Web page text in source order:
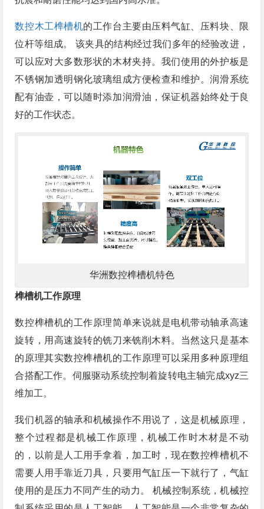
数控木工榫槽机的工作台主要由压料气缸、压料块、限
位杆等组成。 该夹具的结构经过我们多年的经验改进，
可以应对大多数形状的木材夹持。我们使用的外护板是
不锈钢加透明钢化玻璃组成方便检查和维护。润滑系统
配有油壶，可以随时添加润滑油，保证机器始终处于良
好的工作状态。
华洲数控榫槽机特色
榫槽机工作原理
数控榫槽机的工作原理简单来说就是电机带动轴承高速
旋转，用高速旋转的铣刀来铣削木料。当然这只是基本
的原理其实数控榫槽机的工作原理可以采用多种原理组
合搭配工作。伺服驱动系统控制着旋转电主轴完成xyz三
维加工。
我们机器的轴承和机械操作不用说了，这是机械原理，
整个过程都是机械工作原理，机械工作时木材是不动
的，以前是人工用手拿着，加工时，现在数控榫槽机不
需要人用手靠近刀具，只要用气缸压一下就行了，气缸
使用的是压力不同产生的动力。 机械控制系统，机械控